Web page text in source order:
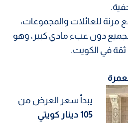
للعائلات والمجموعات،
دون عبء مادي كبير، وهو
ثقة في الكويت.
يبدأ سعر العرض من
105 دينار كويتي